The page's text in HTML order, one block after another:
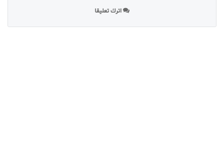
اترك تعليقا